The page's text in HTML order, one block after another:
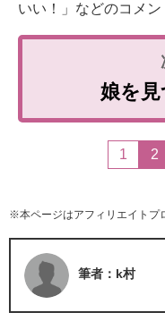
いい！」などのコメン
娘を
1 2
※本ページはアフィリエイトプ
筆者：k村